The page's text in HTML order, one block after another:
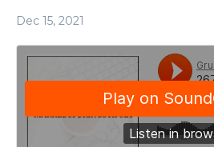
Dec 15, 2021